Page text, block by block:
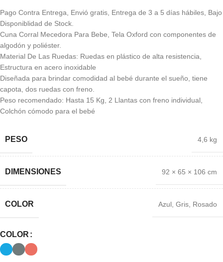
Pago Contra Entrega, Envió gratis, Entrega de 3 a 5 días hábiles, Bajo
Disponiblidad de Stock.
Cuna Corral Mecedora Para Bebe, Tela Oxford con componentes de
algodón y poliéster.
Material De Las Ruedas: Ruedas en plástico de alta resistencia,
Estructura en acero inoxidable
Diseñada para brindar comodidad al bebé durante el sueño, tiene
capota, dos ruedas con freno.
Peso recomendado: Hasta 15 Kg, 2 Llantas con freno individual,
Colchón cómodo para el bebé
PESO 4,6 kg
DIMENSIONES 92 × 65 × 106 cm
COLOR Azul, Gris, Rosado
COLOR